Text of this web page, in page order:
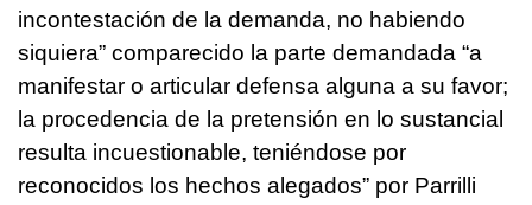
incontestación de la demanda, no habiendo
siquiera” comparecido la parte demandada “a
manifestar o articular defensa alguna a su favor;
la procedencia de la pretensión en lo sustancial
resulta incuestionable, teniéndose por
reconocidos los hechos alegados” por Parrilli